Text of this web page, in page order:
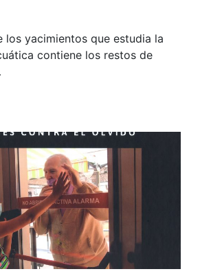
los yacimientos que estudia la
contiene los restos de